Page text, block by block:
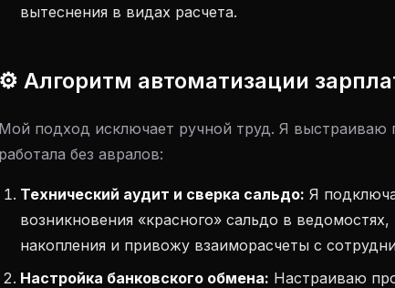
вытеснения в видах расчета.
⚙️ Алгоритм автоматизации
Мой подход исключает ручной труд. Я выстраиваю
работала без авралов:
Технический аудит и сверка сальдо: Я
возникновения «красного» сальдо в
накопления и привожу взаиморасчеты с
Настройка банковского обмена: Настраиваю